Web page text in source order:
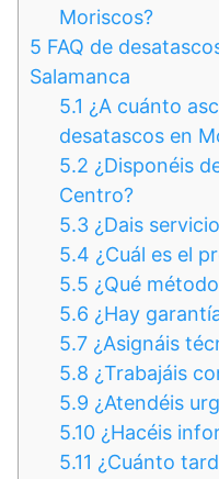
Moriscos?
5 FAQ de
Salamanca
5.1 ¿A cuánto
desatascos en
5.2 ¿Disponéis
Centro?
5.3 ¿Dais
5.4 ¿Cuál es el
5.5 ¿Qué
5.6 ¿Hay
5.7 ¿Asignáis
5.8 ¿Trabajáis
5.9 ¿Atendéis
5.10 ¿Hacéis
5.11 ¿Cuánto